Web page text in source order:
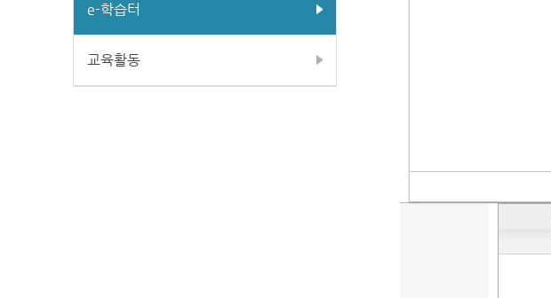
e-학습터
교육활동